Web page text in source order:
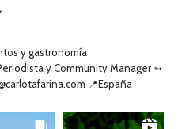
y gastronomía
y Community Manager ➳
📍España